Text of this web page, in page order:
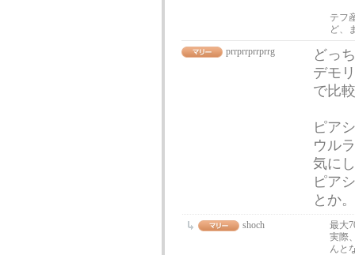
テフ
ど、
prrprrprrprrg
どっ
デモ
で比
ピア
ウル
気に
ピア
とか
shoch
最大
実際
んと